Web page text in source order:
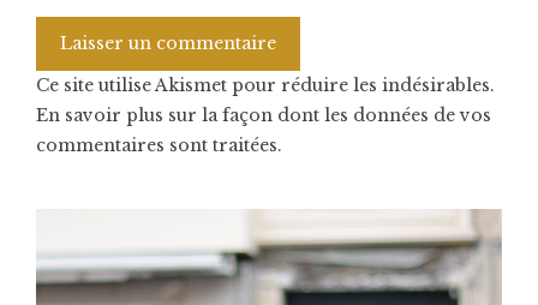
Ce site utilise Akismet pour réduire les indésirables.
En savoir plus sur la façon dont les données de vos
commentaires sont traitées.